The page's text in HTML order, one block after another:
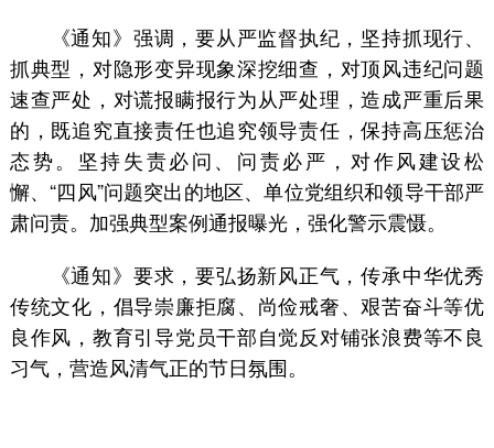
《通知》强调，要从严监督执纪，坚持抓现行、
抓典型，对隐形变异现象深挖细查，对顶风违纪问题
速查严处，对谎报瞒报行为从严处理，造成严重后果
的，既追究直接责任也追究领导责任，保持高压惩治
态势。坚持失责必问、问责必严，对作风建设松
懈、“四风”问题突出的地区、单位党组织和领导干部严
肃问责。加强典型案例通报曝光，强化警示震慑。
《通知》要求，要弘扬新风正气，传承中华优秀
传统文化，倡导崇廉拒腐、尚俭戒奢、艰苦奋斗等优
良作风，教育引导党员干部自觉反对铺张浪费等不良
习气，营造风清气正的节日氛围。